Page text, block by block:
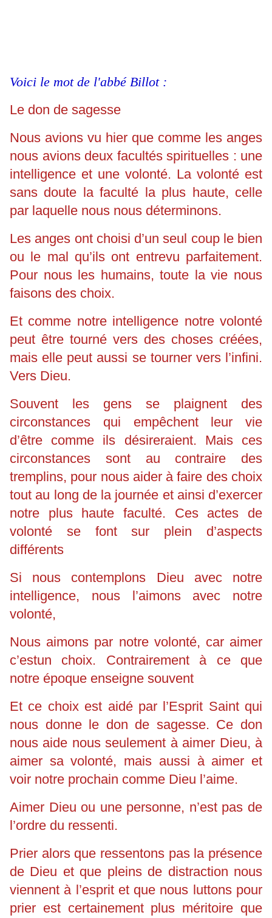
Voici le mot de l'abbé Billot :
Le don de sagesse
Nous avions vu hier que comme les anges
nous avions deux facultés spirituelles : une
intelligence et une volonté. La volonté est
sans doute la faculté la plus haute, celle
par laquelle nous nous déterminons.
Les anges ont choisi d’un seul coup le bien
ou le mal qu’ils ont entrevu parfaitement.
Pour nous les humains, toute la vie nous
faisons des choix.
Et comme notre intelligence notre volonté
peut être tourné vers des choses créées,
mais elle peut aussi se tourner vers l’infini.
Vers Dieu.
Souvent les gens se plaignent des
circonstances qui empêchent leur vie
d’être comme ils désireraient. Mais ces
circonstances sont au contraire des
tremplins, pour nous aider à faire des choix
tout au long de la journée et ainsi d’exercer
notre plus haute faculté. Ces actes de
volonté se font sur plein d’aspects
différents
Si nous contemplons Dieu avec notre
intelligence, nous l’aimons avec notre
volonté,
Nous aimons par notre volonté, car aimer
c’estun choix. Contrairement à ce que
notre époque enseigne souvent
Et ce choix est aidé par l’Esprit Saint qui
nous donne le don de sagesse. Ce don
nous aide nous seulement à aimer Dieu, à
aimer sa volonté, mais aussi à aimer et
voir notre prochain comme Dieu l’aime.
Aimer Dieu ou une personne, n’est pas de
l’ordre du ressenti.
Prier alors que ressentons pas la présence
de Dieu et que pleins de distraction nous
viennent à l’esprit et que nous luttons pour
prier est certainement plus méritoire que